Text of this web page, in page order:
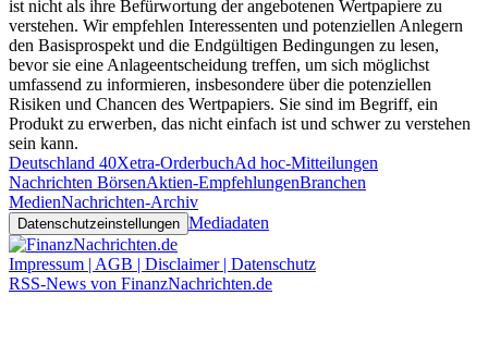
ist nicht als ihre Befürwortung der angebotenen Wertpapiere zu
verstehen. Wir empfehlen Interessenten und potenziellen Anlegern
den Basisprospekt und die Endgültigen Bedingungen zu lesen,
bevor sie eine Anlageentscheidung treffen, um sich möglichst
umfassend zu informieren, insbesondere über die potenziellen
Risiken und Chancen des Wertpapiers. Sie sind im Begriff, ein
Produkt zu erwerben, das nicht einfach ist und schwer zu verstehen
sein kann.
Deutschland 40Xetra-OrderbuchAd hoc-Mitteilungen
Nachrichten BörsenAktien-EmpfehlungenBranchen
MedienNachrichten-Archiv
Datenschutzeinstellungen Mediadaten
Impressum | AGB | Disclaimer | Datenschutz
RSS-News von FinanzNachrichten.de